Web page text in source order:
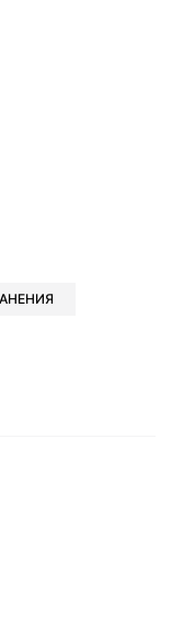
Viber
в Whatsapp
в Messenger
в LinkedIn
Google news
в Viber
в LinkedIn